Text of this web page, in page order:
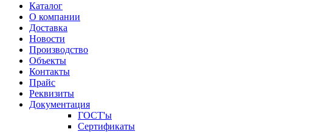
Каталог
О компании
Доставка
Новости
Производство
Объекты
Контакты
Прайс
Реквизиты
Документация
ГОСТ'ы
Сертификаты